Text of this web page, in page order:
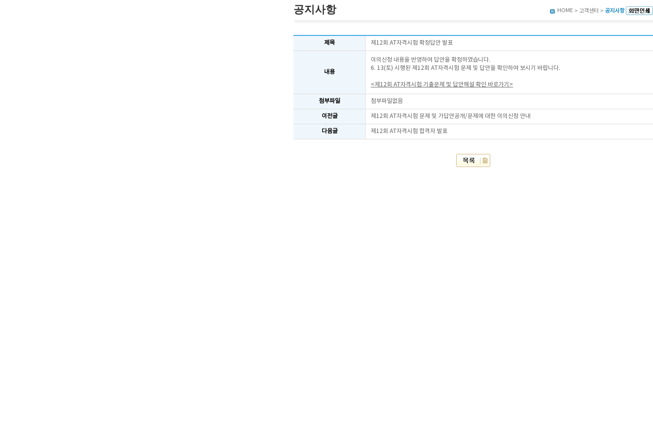
공지사항 HOME > 고객센터 > 공지사항
제목 제12회 AT자격시험 확정답안 발표
내용
이의신청 내용을 반영하여 답안을 확정하였습니다.
6. 13(토) 시행된 제12회 AT자격시험 문제 및 답안을 확인하여 보시기 바랍니다.
<제12회 AT자격시험 기출문제 및 답안해설 확인 바로가기>
첨부파일 첨부파일없음
이전글 제12회 AT자격시험 문제 및 가답안공개/문제에 대한 이의신청 안내
다음글 제12회 AT자격시험 합격자 발표